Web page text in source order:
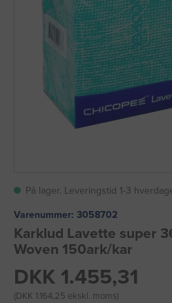
På lager. Leveringstid 1-3
Varenummer: 3058702
Karklud Lavette super
Woven 150ark/kar
DKK 1.455,31
(DKK 1.164,25 ekskl. moms)